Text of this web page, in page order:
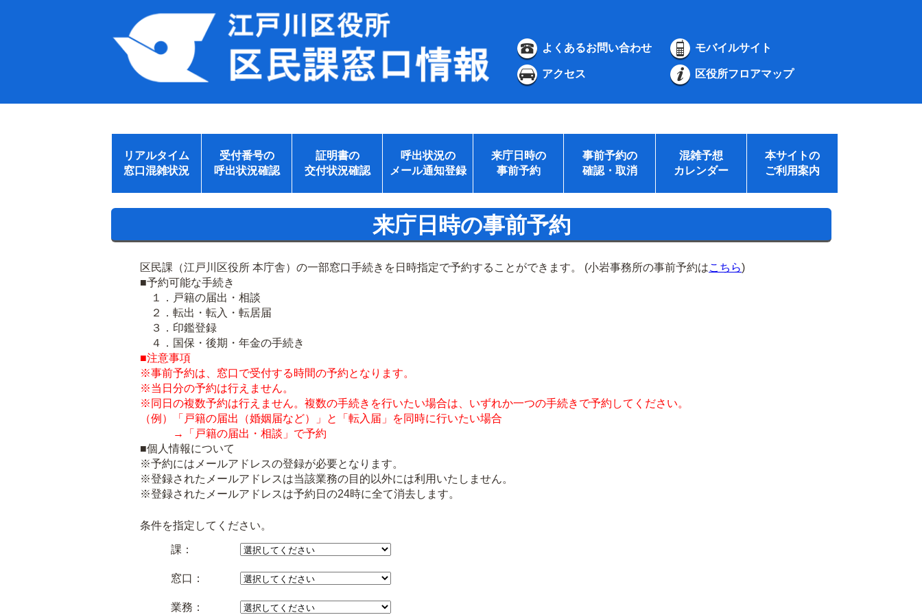
よくあるお問い合わせ モバイルサイト
アクセス 区役所フロアマップ
リアルタイム
窓口混雑状況
受付番号の
呼出状況確認
証明書の
交付状況確認
呼出状況の
メール通知登録
来庁日時の
事前予約
事前予約の
確認・取消
混雑予想
カレンダー
本サイトの
ご利用案内
来庁日時の事前予約
区民課（江戸川区役所 本庁舎）の一部窓口手続きを日時指定で予約することができます。 (小岩事務所の事前予約はこちら)
■予約可能な手続き
１．戸籍の届出・相談
２．転出・転入・転居届
３．印鑑登録
４．国保・後期・年金の手続き
■注意事項
※事前予約は、窓口で受付する時間の予約となります。
※当日分の予約は行えません。
※同日の複数予約は行えません。複数の手続きを行いたい場合は、いずれか一つの手続きで予約してください。
（例）「戸籍の届出（婚姻届など）」と「転入届」を同時に行いたい場合
→「戸籍の届出・相談」で予約
■個人情報について
※予約にはメールアドレスの登録が必要となります。
※登録されたメールアドレスは当該業務の目的以外には利用いたしません。
※登録されたメールアドレスは予約日の24時に全て消去します。
条件を指定してください。
課：
窓口：
業務：